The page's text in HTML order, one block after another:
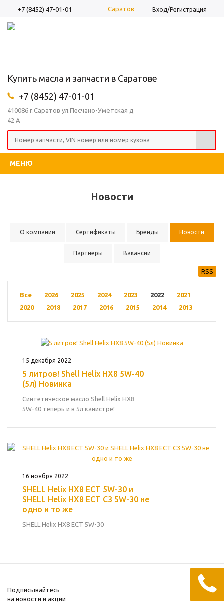
Саратов
+7 (8452) 47-01-01 Вход/Регистрация
МЕНЮ
Купить масла и запчасти в Саратове
410086 г.Саратов ул.Песчано-Умётская д
42 А
+7 (8452) 47-01-01
Новости
О компании Сертификаты Бренды Новости
Партнеры Вакансии
RSS
Все 2026 2025 2024 2023 2022
2021
2020
2018 2017 2016 2015 2014 2013
15 декабря 2022
5 литров! Shell Helix HX8 5W-40
(5л) Новинка
Синтетическое масло Shell Helix HX8
5W-40 теперь и в 5л канистре!
16 ноября 2022
SHELL Helix HX8 ECT 5W-30 и
SHELL Helix HX8 ECT C3 5W-30 не
одно и то же
SHELL Helix HX8 ECT 5W-30
Подписывайтесь
на новости и акции